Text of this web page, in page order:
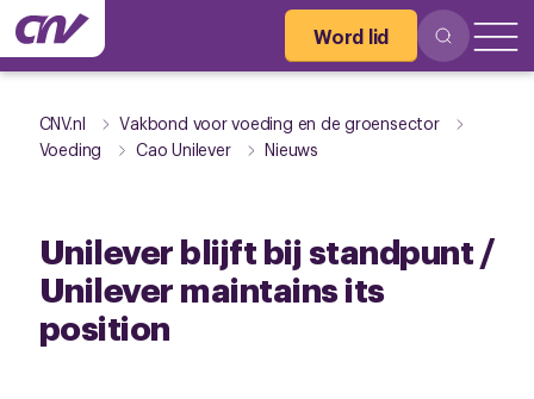
Word lid
CNV.nl
Vakbond voor voeding en de groensector
Voeding
Cao Unilever Nieuws
Unilever blijft bij standpunt /
Unilever maintains its
position